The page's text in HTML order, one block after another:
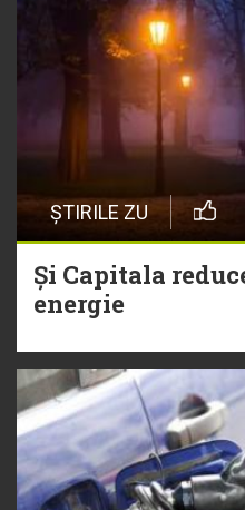
ȘTIRILE ZU
Și Capitala
energie